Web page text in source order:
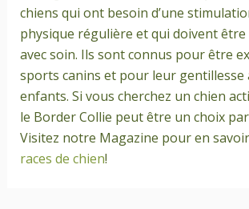
chiens qui ont besoin d’une
physique régulière et qui doivent
avec soin. Ils sont connus pour être
sports canins et pour leur gentillesse
enfants. Si vous cherchez un chien
le Border Collie peut être un choix
Visitez notre Magazine pour en
races de chien!